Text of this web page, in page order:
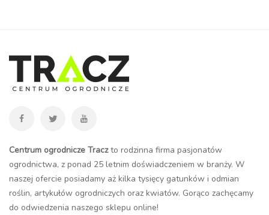
Centrum ogrodnicze Traczto rodzinna firma pasjonatów
ogrodnictwa, z ponad 25 letnim doświadczeniem w branży. W
naszej ofercie posiadamy aż kilka tysięcy gatunków i odmian
roślin, artykułów ogrodniczych oraz kwiatów. Gorąco zachęcamy
do odwiedzenia naszego sklepu online!